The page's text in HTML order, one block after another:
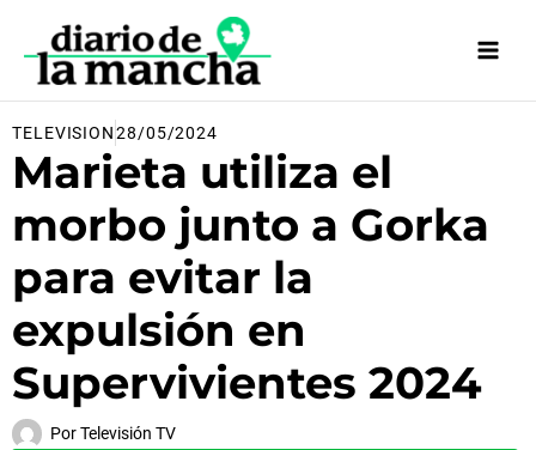
contenido
TELEVISION28/05/2024
Marieta utiliza el
morbo junto a Gorka
para evitar la
expulsión en
Supervivientes 2024
PorTelevisión TV